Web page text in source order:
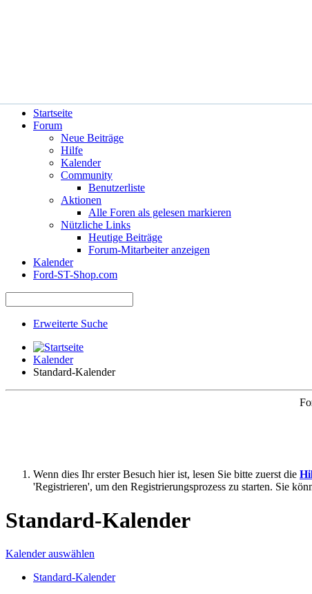
Startseite
Forum
Neue Beiträge
Hilfe
Kalender
Community
Benutzerliste
Aktionen
Alle Foren als gelesen markieren
Nützliche Links
Heutige Beiträge
Forum-Mitarbeiter anzeigen
Kalender
Ford-ST-Shop.com
Erweiterte Suche
Kalender
Standard-Kalender
Wenn dies Ihr erster Besuch hier ist, lesen Sie bitte zuerst die
'Registrieren', um den Registrierungsprozess zu starten. Sie
Standard-Kalender
Kalender auswählen
Standard-Kalender